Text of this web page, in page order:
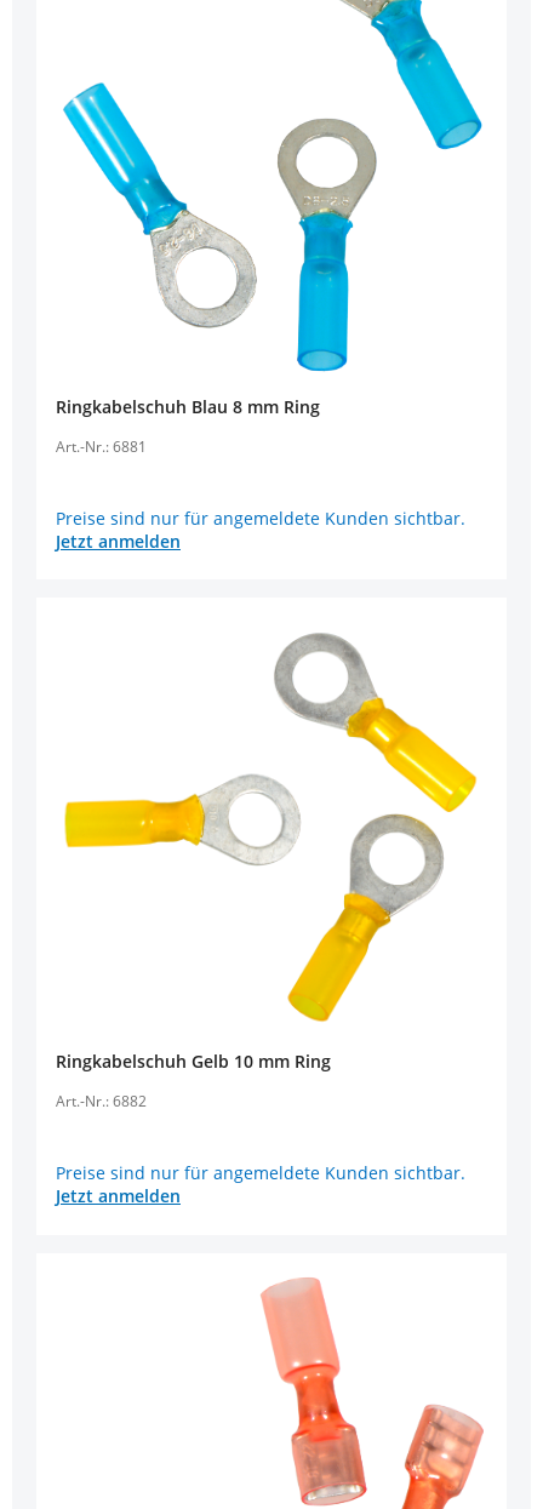
Ringkabelschuh Blau 8 mm Ring
Art.-Nr.: 6881
Preise sind nur für angemeldete Kunden sichtbar.
Jetzt anmelden
Ringkabelschuh Gelb 10 mm Ring
Art.-Nr.: 6882
Preise sind nur für angemeldete Kunden sichtbar.
Jetzt anmelden